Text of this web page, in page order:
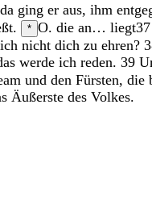
da ging er aus, ihm
. * O. die an… liegt37
ich nicht dich zu ehren?
werde ich reden. 39
und den Fürsten, die
Äußerste des Volkes.